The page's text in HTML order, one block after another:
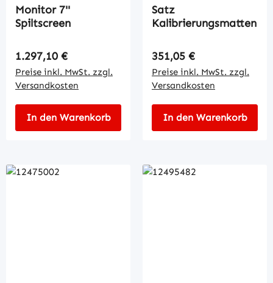
Monitor 7''
Spiltscreen
Regulärer Preis:
1.297,10 €
Preise inkl. MwSt. zzgl.
Versandkosten
In den Warenkorb
Satz
Kalibrierungsmatten
Regulärer Preis:
351,05 €
Preise inkl. MwSt. zzgl.
Versandkosten
In den Warenkorb